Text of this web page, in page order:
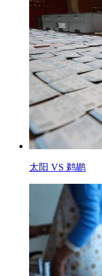
太阳 VS 鹈鹕